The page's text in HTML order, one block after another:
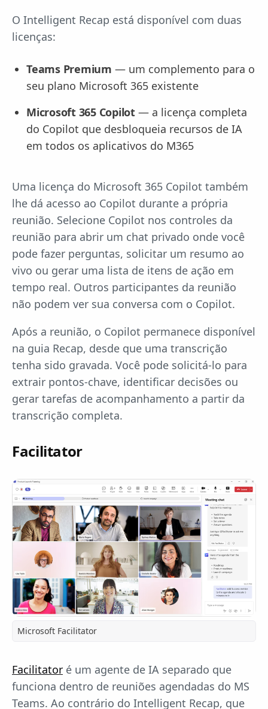
O Intelligent Recap está disponível com duas
licenças:
Teams Premium — um complemento para o
seu plano Microsoft 365 existente
Microsoft 365 Copilot— a licença completa
do Copilot que desbloqueia recursos de IA
em todos os aplicativos do M365
Uma licença do Microsoft 365 Copilot também
lhe dá acesso ao Copilot durante a própria
reunião. Selecione Copilot nos controles da
reunião para abrir um chat privado onde você
pode fazer perguntas, solicitar um resumo ao
vivo ou gerar uma lista de itens de ação em
tempo real. Outros participantes da reunião
não podem ver sua conversa com o Copilot.
Após a reunião, o Copilot permanece disponível
na guia Recap, desde que uma transcrição
tenha sido gravada. Você pode solicitá-lo para
extrair pontos-chave, identificar decisões ou
gerar tarefas de acompanhamento a partir da
transcrição completa.
Facilitator
Microsoft Facilitator
Facilitator é um agente de IA separado que
funciona dentro de reuniões agendadas do MS
Teams. Ao contrário do Intelligent Recap, que